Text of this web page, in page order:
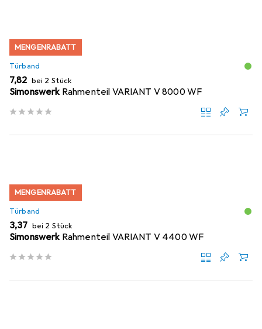
MENGENRABATT
Türband
EUR
7,82 bei 2 Stück
Simonswerk Rahmenteil VARIANT V 8000 WF
MENGENRABATT
Türband
EUR
3,37 bei 2 Stück
Simonswerk Rahmenteil VARIANT V 4400 WF